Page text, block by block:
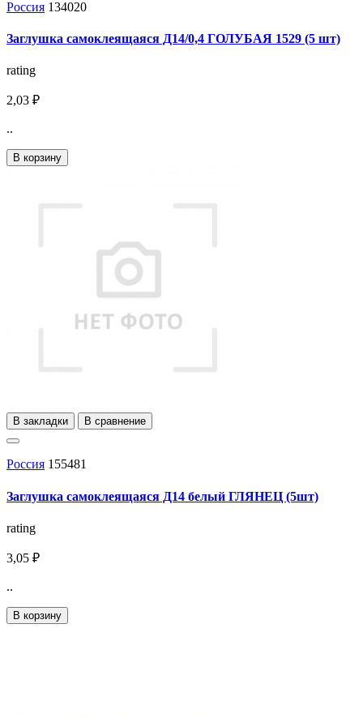
Россия 134020
Заглушка самоклеящаяся Д14/0,4 ГОЛУБАЯ 1529 (5 шт)
rating
2,03 ₽
..
В корзину
В закладки В сравнение
Россия 155481
Заглушка самоклеящаяся Д14 белый ГЛЯНЕЦ (5шт)
rating
3,05 ₽
..
В корзину